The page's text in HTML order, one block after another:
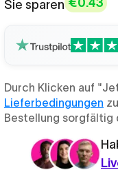
Sie sparen €0.43
Durch Klicken auf
Lieferbedingungen
Bestellung sorgfältig